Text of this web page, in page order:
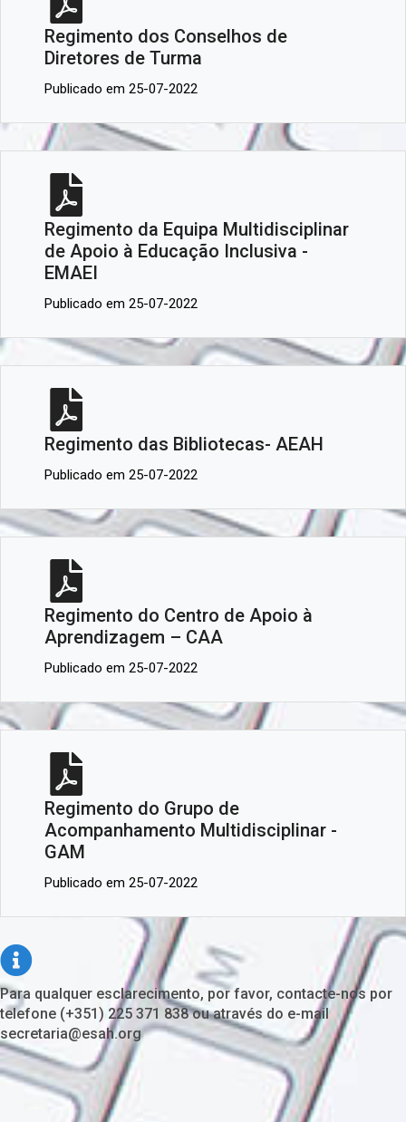
Regimento dos Conselhos de
Diretores de Turma
Publicado em 25-07-2022
Regimento da Equipa Multidisciplinar
de Apoio à Educação Inclusiva -
EMAEI
Publicado em 25-07-2022
Regimento das Bibliotecas- AEAH
Publicado em 25-07-2022
Regimento do Centro de Apoio à
Aprendizagem – CAA
Publicado em 25-07-2022
Regimento do Grupo de
Acompanhamento Multidisciplinar -
GAM
Publicado em 25-07-2022
Para qualquer esclarecimento, por favor, contacte-nos por
telefone (+351) 225 371 838 ou através do e-mail
secretaria@esah.org